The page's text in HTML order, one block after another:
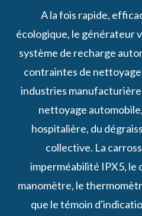
A la fois rapide,
écologique, le générateur
système de recharge
contraintes de
industries
nettoyage
hospitalière, du
collective. La
imperméabilité IPX5, le
manomètre, le
que le témoin